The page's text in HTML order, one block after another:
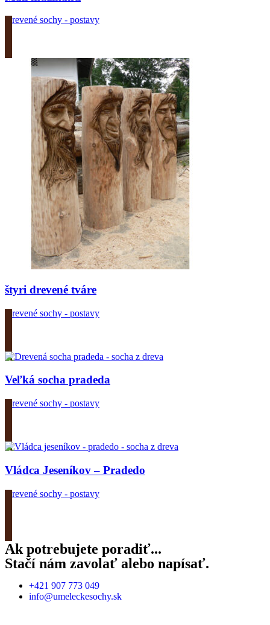
Drevené sochy - postavy
štyri drevené tváre
Drevené sochy - postavy
Veľká socha pradeda
Drevené sochy - postavy
Vládca Jeseníkov – Pradedo
Drevené sochy - postavy
Ak potrebujete poradiť...
Stačí nám zavolať alebo napísať.
+421 907 773 049
info@umeleckesochy.sk